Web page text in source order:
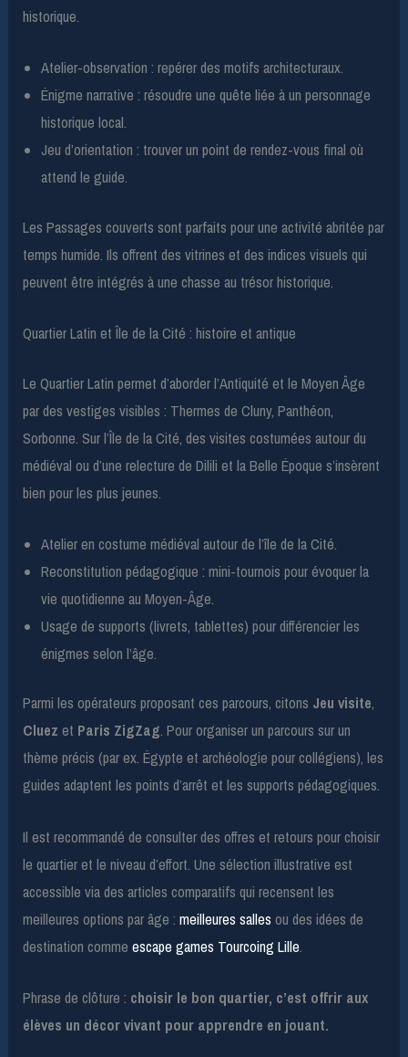
historique.
Atelier-observation : repérer des motifs architecturaux.
Énigme narrative : résoudre une quête liée à un personnage
historique local.
Jeu d’orientation : trouver un point de rendez-vous final où
attend le guide.
Les Passages couverts sont parfaits pour une activité abritée par
temps humide. Ils offrent des vitrines et des indices visuels qui
peuvent être intégrés à une chasse au trésor historique.
Quartier Latin et Île de la Cité : histoire et antique
Le Quartier Latin permet d’aborder l’Antiquité et le Moyen Âge
par des vestiges visibles : Thermes de Cluny, Panthéon,
Sorbonne. Sur l’Île de la Cité, des visites costumées autour du
médiéval ou d’une relecture de Dilili et la Belle Époque s’insèrent
bien pour les plus jeunes.
Atelier en costume médiéval autour de l’île de la Cité.
Reconstitution pédagogique : mini-tournois pour évoquer la
vie quotidienne au Moyen-Âge.
Usage de supports (livrets, tablettes) pour différencier les
énigmes selon l’âge.
Parmi les opérateurs proposant ces parcours, citons Jeu visite,
Cluez et Paris ZigZag. Pour organiser un parcours sur un
thème précis (par ex. Égypte et archéologie pour collégiens), les
guides adaptent les points d’arrêt et les supports pédagogiques.
Il est recommandé de consulter des offres et retours pour choisir
le quartier et le niveau d’effort. Une sélection illustrative est
accessible via des articles comparatifs qui recensent les
meilleures options par âge :meilleures salles ou des idées de
destination commeescape games Tourcoing Lille.
Phrase de clôture : choisir le bon quartier, c’est offrir aux
élèves un décor vivant pour apprendre en jouant.